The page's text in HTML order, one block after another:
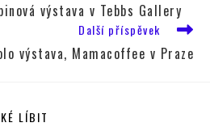
výstava v Tebbs Gallery
Další příspěvek
výstava, Mamacoffee v Praze
LÍBIT